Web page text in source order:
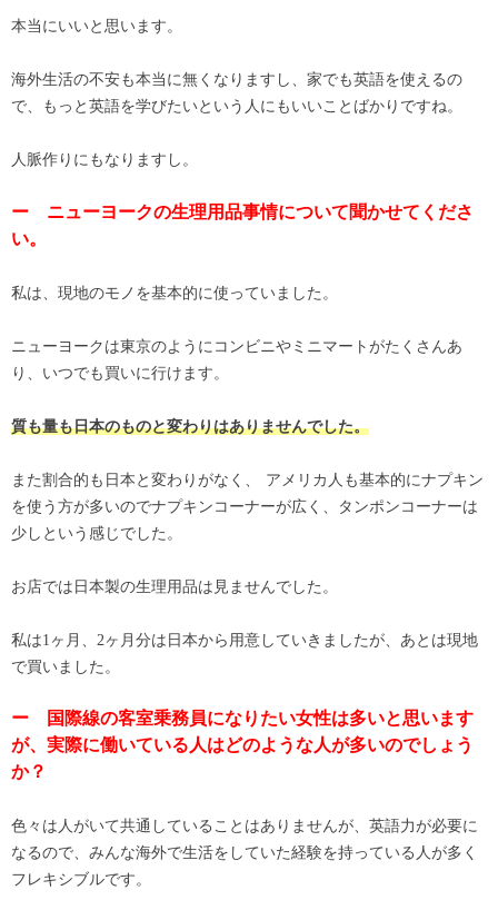
本当にいいと思います。
海外生活の不安も本当に無くなりますし、家でも英語を使えるの
で、もっと英語を学びたいという人にもいいことばかりですね。
人脈作りにもなりますし。
ー ニューヨークの生理用品事情について聞かせてくださ
い。
私は、現地のモノを基本的に使っていました。
ニューヨークは東京のようにコンビニやミニマートがたくさんあ
り、いつでも買いに行けます。
質も量も日本のものと変わりはありませんでした。
また割合的も日本と変わりがなく、 アメリカ人も基本的にナプキン
を使う方が多いのでナプキンコーナーが広く、タンポンコーナーは
少しという感じでした。
お店では日本製の生理用品は見ませんでした。
私は1ヶ月、2ヶ月分は日本から用意していきましたが、あとは現地
で買いました。
ー 国際線の客室乗務員になりたい女性は多いと思います
が、実際に働いている人はどのような人が多いのでしょう
か？
色々は人がいて共通していることはありませんが、英語力が必要に
なるので、みんな海外で生活をしていた経験を持っている人が多く
フレキシブルです。